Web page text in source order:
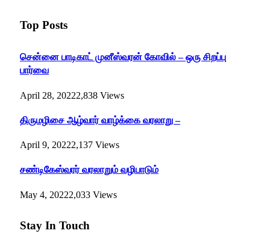
Top Posts
சென்னை பாடிகாட் முனீஸ்வரன் கோவில் – ஒரு சிறப்பு
பார்வை
April 28, 20222,838 Views
திருமழிசை ஆழ்வார் வாழ்க்கை வரலாறு –
April 9, 20222,137 Views
சண்டிகேஸ்வரர் வரலாறும் வழிபாடும்
May 4, 20222,033 Views
Stay In Touch